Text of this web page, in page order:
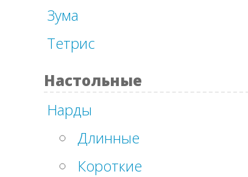
Зума
Тетрис
Настольные
Нарды
Длинные
Короткие